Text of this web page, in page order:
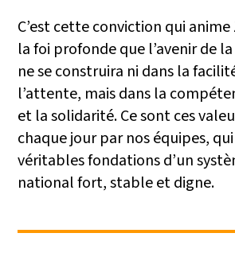
C’est cette conviction qui
la foi profonde que l’avenir de
ne se construira ni dans la
l’attente, mais dans la
et la solidarité. Ce sont ces
chaque jour par nos équipes,
véritables fondations d’un
national fort, stable et digne.